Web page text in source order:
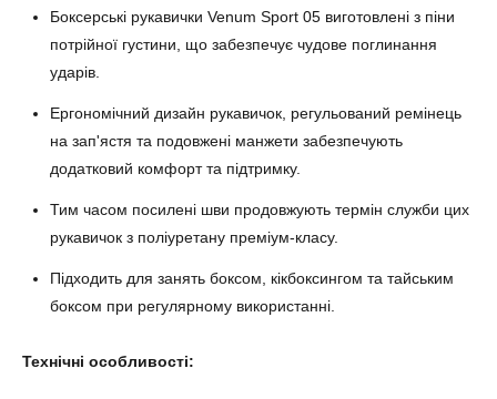
Боксерські рукавички Venum Sport 05 виготовлені з піни
потрійної густини, що забезпечує чудове поглинання
ударів.
Ергономічний дизайн рукавичок, регульований ремінець
на зап'ястя та подовжені манжети забезпечують
додатковий комфорт та підтримку.
Тим часом посилені шви продовжують термін служби цих
рукавичок з поліуретану преміум-класу.
Підходить для занять боксом, кікбоксингом та тайським
боксом при регулярному використанні.
Технічні особливості: